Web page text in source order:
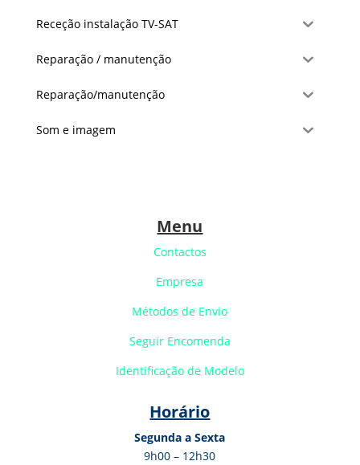
Receção instalação TV-SAT
Reparação / manutenção
Reparação/manutenção
Som e imagem
Menu
Contactos
Empresa
Métodos de Envio
Seguir Encomenda
Identificação de Modelo
Horário
Segunda a Sexta
9h00 – 12h30